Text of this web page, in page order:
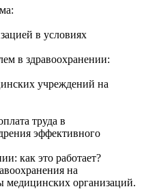
в условиях
в здравоохранении:
учреждений на
труда в
эффективного
как это работает?
на
медицинских организаций.